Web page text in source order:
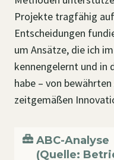
Projekte tragfähig
Entscheidungen
um Ansätze, die ich
kennengelernt und in
habe – von
zeitgemäßen
ABC-Analyse
(Quelle: